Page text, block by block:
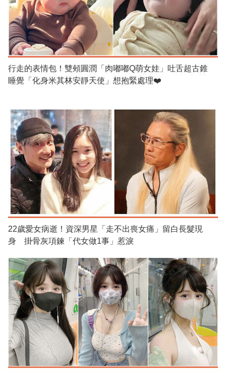
行走的表情包！雙頰圓潤「肉嘟嘟Q萌女娃」吐舌超古錐
睡覺「化身米其林安靜天使」想抱緊處理❤️
22歲愛女病逝！資深男星「走不出喪女痛」留白長髮現
身 掛骨灰項鍊「代女做1事」惹淚